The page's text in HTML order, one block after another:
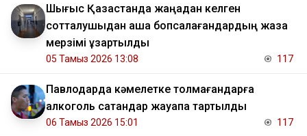
Шығыс Қазақстанда жаңадан келген
сотталушыдан ақша бопсалағандардың жаза
мерзімі ұзартылды
05 Тамыз 2026 13:08 117
Павлодарда кәмелетке толмағандарға
алкоголь сатқандар жауапқа тартылды
06 Тамыз 2026 15:01 117